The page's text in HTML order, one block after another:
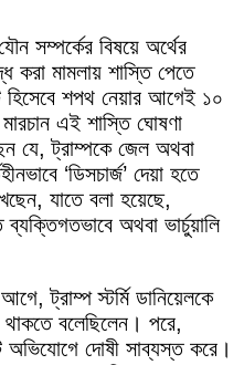
সম্পর্কের বিষয়ে অর্থের
করা মামলায় শাস্তি পেতে
হিসেবে শপথ নেয়ার আগেই ১০
মারচান এই শাস্তি ঘোষণা
যে, ট্রাম্পকে জেল অথবা
‘ডিসচার্জ’ দেয়া হতে
যাতে বলা হয়েছে,
ব্যক্তিগতভাবে অথবা ভার্চুয়ালি
ট্রাম্প স্টর্মি ডানিয়েলকে
বলেছিলেন। পরে,
অভিযোগে দোষী সাব্যস্ত করে।